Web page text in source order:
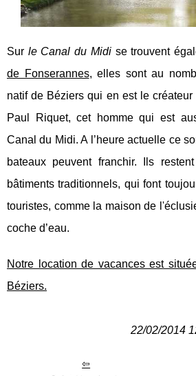
Sur le Canal du Midise trouvent
de Fonserannes, elles sont au
natif de Béziers qui en est le
Paul Riquet, cet homme qui est
Canal du Midi. A l’heure actuelle ce
bateaux peuvent franchir. Ils
bâtiments traditionnels, qui font
touristes, comme la maison de
coche d’eau.
Notre location de vacances est
Béziers.
22/02/2014